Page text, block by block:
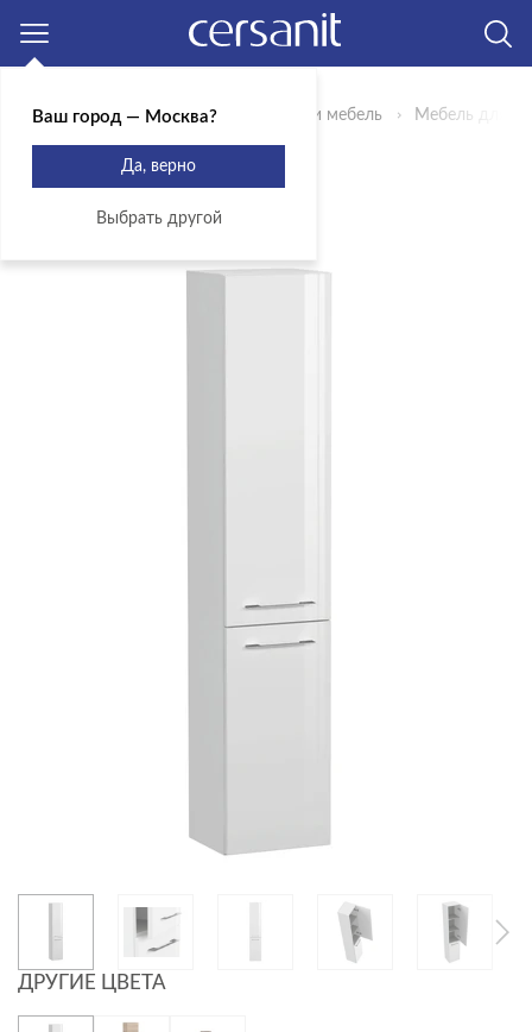
Главная Продукты Сантехника и мебель Мебель для
ПЕНАЛ LARA 30
Артикул: SL-LAR/Wh
ДРУГИЕ ЦВЕТА
Ваш город — Москва?
Да, верно
Выбрать другой